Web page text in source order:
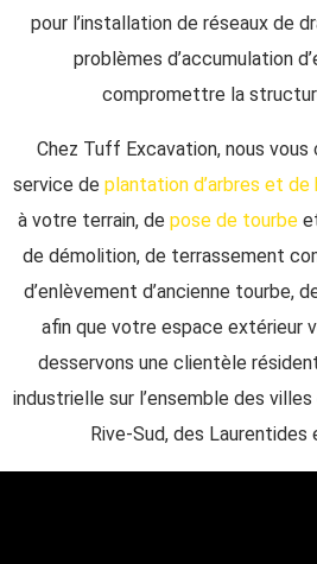
pour l’installation de réseaux de
problèmes d’accumulation
compromettre la
Chez Tuff Excavation, nous
service de plantation d’arbres et de
à votre terrain, de pose de tourbe
de démolition, de terrassement
d’enlèvement d’ancienne tourbe,
afin que votre espace extérieur
desservons une clientèle
industrielle sur l’ensemble des
Rive-Sud, des Laurentides